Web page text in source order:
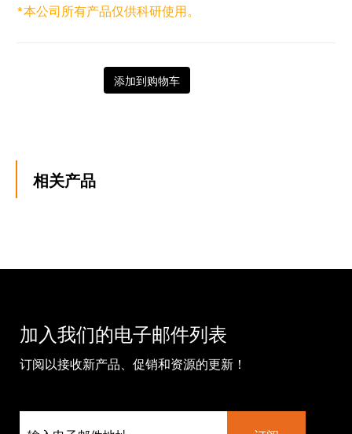
*本公司所有产品仅供科研使用。
添加到购物车
相关产品
加入我们的电子邮件列表
订阅以接收新产品、促销和资源的更新！